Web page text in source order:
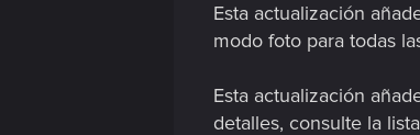
Esta actualización
modo foto para todas
Esta actualización
detalles, consulte la